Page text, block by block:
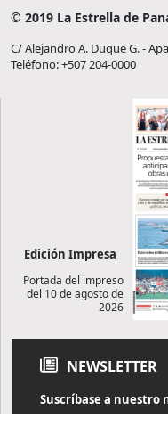
© 2019 La Estrella de
C/ Alejandro A. Duque G. -
Teléfono: +507 204-0000
Edición Impresa
Portada del impreso
del 10 de agosto de
2026
NEWSLETTER
Suscríbase a nuestro
Reciba diariamente